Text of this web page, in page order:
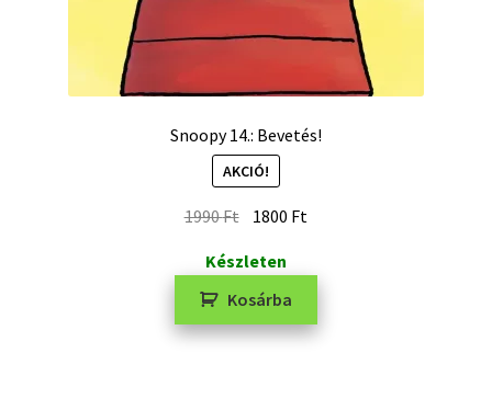
Snoopy 14.: Bevetés!
AKCIÓ!
1990Ft 1800 Ft
Készleten
Kosárba